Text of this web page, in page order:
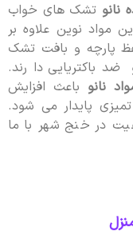
نانوتشک های خواب
نوین علاوه بر
پارچه و بافت تشک
دارند.
نانوباعث افزایش
پایدار می شود.
در خنج شهر با ما